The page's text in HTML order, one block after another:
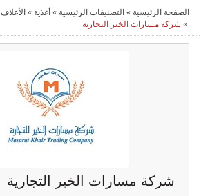
الصفحة الرئيسية » التصنيفات الرئيسية » أغذية » الأعلاف
» شركة مسارات الخير التجارية
شركة مسارات الخير التجارية